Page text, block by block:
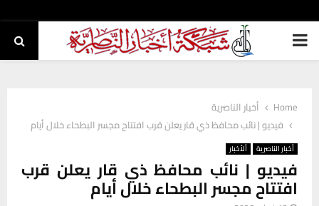
PRIMARY
Home
أخبار الناصرية
فيديو | نائب محافظ ذي قار يعلن قرب افتتاح مجسر البطحاء خلال أيام
أخبار الناصرية ألأخبار
فيديو | نائب محافظ ذي قار يعلن قرب
افتتاح مجسر البطحاء خلال أيام